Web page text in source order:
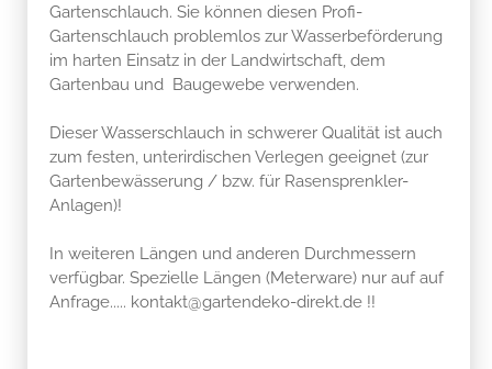
Gartenschlauch. Sie können diesen Profi-
Gartenschlauch problemlos zur Wasserbeförderung
im harten Einsatz in der Landwirtschaft, dem
Gartenbau und Baugewebe verwenden.
Dieser Wasserschlauch in schwerer Qualität ist auch
zum festen, unterirdischen Verlegen geeignet (zur
Gartenbewässerung / bzw. für Rasensprenkler-
Anlagen)!
In weiteren Längen und anderen Durchmessern
verfügbar. Spezielle Längen (Meterware) nur auf auf
Anfrage..... kontakt@gartendeko-direkt.de !!